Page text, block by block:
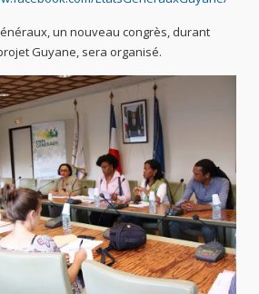
un nouveau congrès, durant
Guyane, sera organisé.